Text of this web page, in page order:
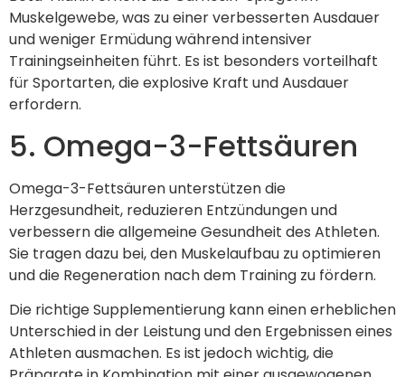
Muskelgewebe, was zu einer verbesserten Ausdauer
und weniger Ermüdung während intensiver
Trainingseinheiten führt. Es ist besonders vorteilhaft
für Sportarten, die explosive Kraft und Ausdauer
erfordern.
5. Omega-3-Fettsäuren
Omega-3-Fettsäuren unterstützen die
Herzgesundheit, reduzieren Entzündungen und
verbessern die allgemeine Gesundheit des Athleten.
Sie tragen dazu bei, den Muskelaufbau zu optimieren
und die Regeneration nach dem Training zu fördern.
Die richtige Supplementierung kann einen erheblichen
Unterschied in der Leistung und den Ergebnissen eines
Athleten ausmachen. Es ist jedoch wichtig, die